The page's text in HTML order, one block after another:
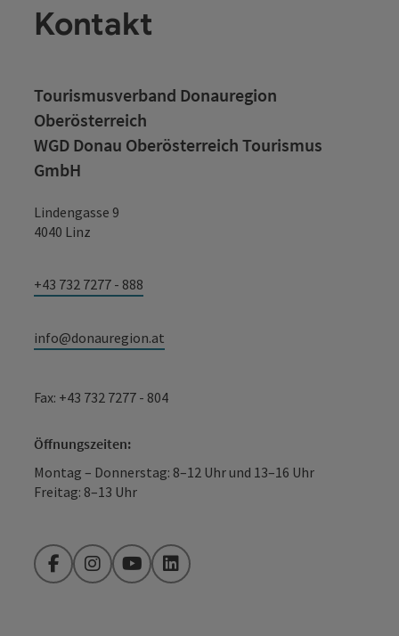
Kontakt
Tourismusverband Donauregion
Oberösterreich
WGD Donau Oberösterreich Tourismus
GmbH
Lindengasse 9
4040 Linz
+43 732 7277 - 888
info@donauregion.at
Fax: +43 732 7277 - 804
Öffnungszeiten:
Montag – Donnerstag: 8–12 Uhr und 13–16 Uhr
Freitag: 8–13 Uhr
FacebookInstagramYouTubeLinkedIn